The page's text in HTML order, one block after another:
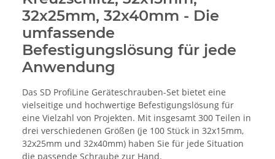
32x25mm, 32x40mm - Die
umfassende
Befestigungslösung für jede
Anwendung
Das SD ProfiLine Geräteschrauben-Set bietet eine
vielseitige und hochwertige Befestigungslösung für
eine Vielzahl von Projekten. Mit insgesamt 300 Teilen in
drei verschiedenen Größen (je 100 Stück in 32x15mm,
32x25mm und 32x40mm) haben Sie für jede Situation
die passende Schraube zur Hand.